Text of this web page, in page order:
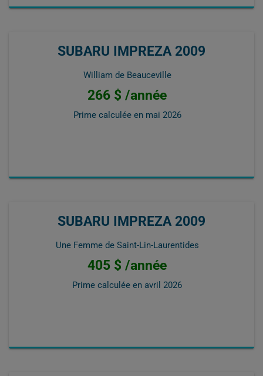
SUBARU IMPREZA 2009
William de Beauceville
266 $ /année
Prime calculée en mai 2026
SUBARU IMPREZA 2009
Une Femme de Saint-Lin-Laurentides
405 $ /année
Prime calculée en avril 2026